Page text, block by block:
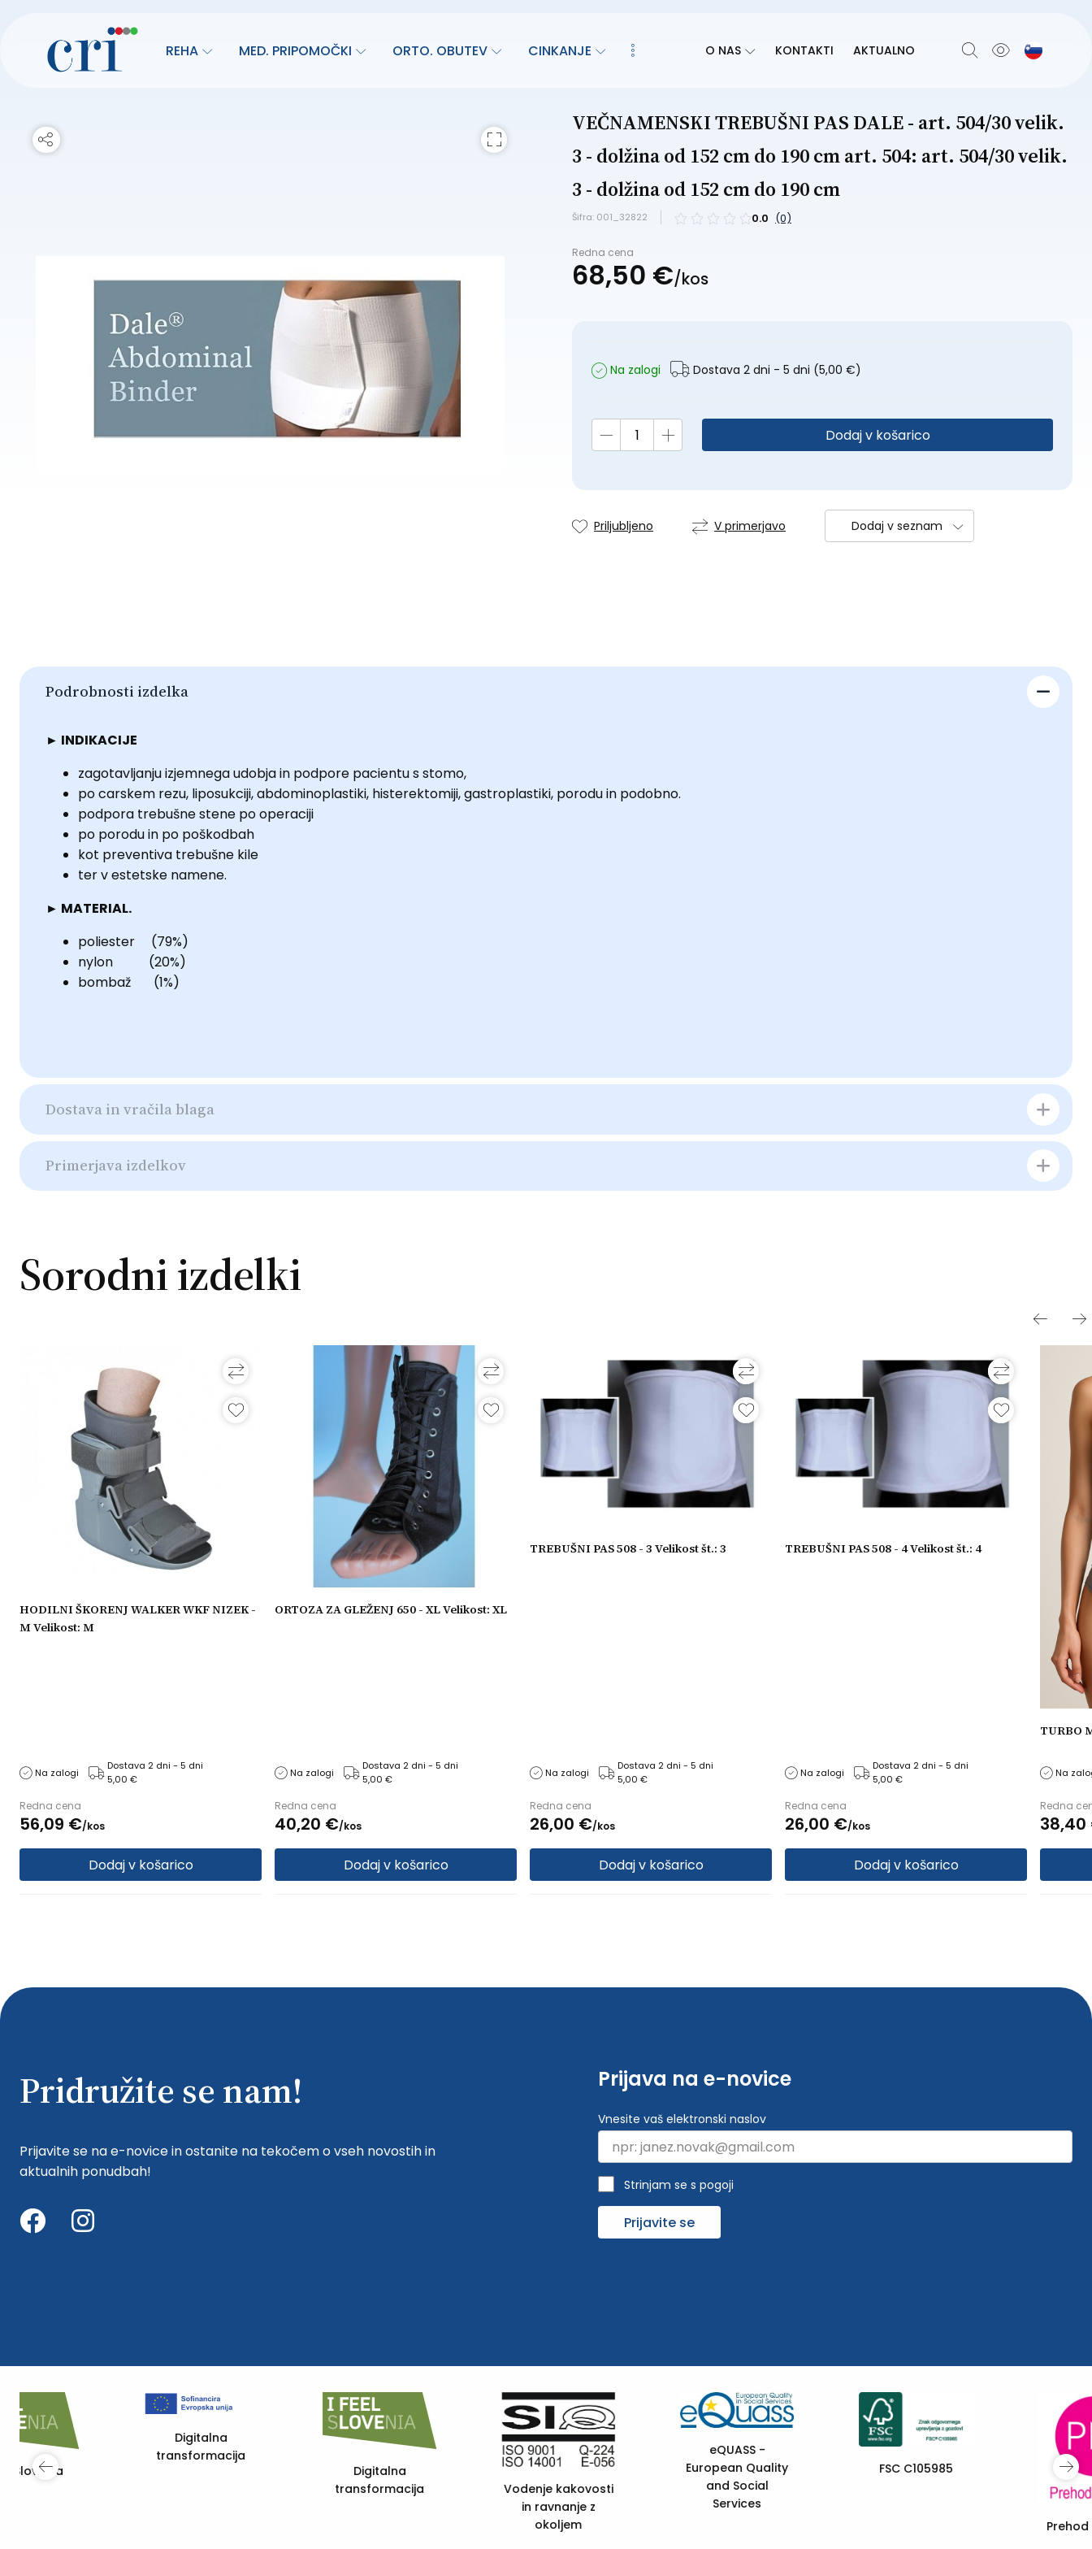
REHA MED. PRIPOMOČKI ORTO. OBUTEV CINKANJE O NAS KONTAKTI AKTUALNO
VEČNAMENSKI TREBUŠNI PAS DALE - art. 504/30 velik.
3 - dolžina od 152 cm do 190 cm art. 504: art. 504/30 velik.
3 - dolžina od 152 cm do 190 cm
Šifra: 001_32822 0.0 (0)
Redna cena
68,50 €/kos
Na zalogi Dostava 2 dni - 5 dni (5,00 €)
Dodaj v košarico
Priljubljeno V primerjavo Dodaj v seznam
Podrobnosti izdelka
► INDIKACIJE
zagotavljanju izjemnega udobja in podpore pacientu s stomo,
po carskem rezu, liposukciji, abdominoplastiki, histerektomiji, gastroplastiki, porodu in podobno.
podpora trebušne stene po operaciji
po porodu in po poškodbah
kot preventiva trebušne kile
ter v estetske namene.
► MATERIAL.
poliester (79%)
nylon (20%)
bombaž (1%)
Dostava in vračila blaga
Primerjava izdelkov
Sorodni izdelki
HODILNI ŠKORENJ WALKER WKF NIZEK -
M Velikost: M
Na zalogi
Dostava 2 dni - 5 dni
5,00 €
Redna cena
56,09 €/kos
Dodaj v košarico
ORTOZA ZA GLEŽENJ 650 - XL Velikost: XL
Na zalogi
Dostava 2 dni - 5 dni
5,00 €
Redna cena
40,20 €/kos
Dodaj v košarico
TREBUŠNI PAS 508 - 3 Velikost št.: 3
Na zalogi
Dostava 2 dni - 5 dni
5,00 €
Redna cena
26,00 €/kos
Dodaj v košarico
TREBUŠNI PAS 508 - 4 Velikost št.: 4
Na zalogi
Dostava 2 dni - 5 dni
5,00 €
Redna cena
26,00 €/kos
Dodaj v košarico
TURBO
Na
Redna
38,40
Pridružite se nam!
Prijavite se na e-novice in ostanite na tekočem o vseh novostih in
aktualnih ponudbah!
Prijava na e-novice
Vnesite vaš elektronski naslov
Strinjam se s pogoji
Prijavite se
Digitalna
eQUASS -
European Quality
and Social
FSC C105985
Sofinancira